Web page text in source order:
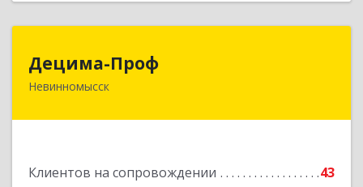
Децима-Проф
Невинномысск
Клиентов на сопровождении
43
357100, Ставропольский край, Невинномысск г,